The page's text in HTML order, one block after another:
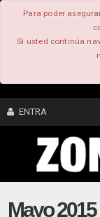
Para poder
Si usted continúa
ENTRA
CONTENIDO
COMUNIDAD
Mayo 2015